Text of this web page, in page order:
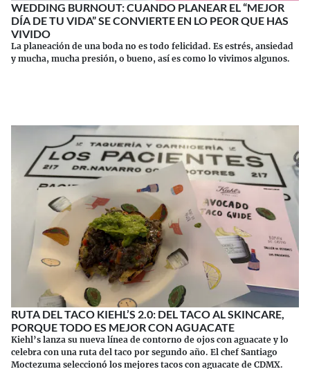
WEDDING BURNOUT: CUANDO PLANEAR EL “MEJOR
DÍA DE TU VIDA” SE CONVIERTE EN LO PEOR QUE HAS
VIVIDO
La planeación de una boda no es todo felicidad. Es estrés, ansiedad
y mucha, mucha presión, o bueno, así es como lo vivimos algunos.
RUTA DEL TACO KIEHL’S 2.0: DEL TACO AL SKINCARE,
PORQUE TODO ES MEJOR CON AGUACATE
Kiehl’s lanza su nueva línea de contorno de ojos con aguacate y lo
celebra con una ruta del taco por segundo año. El chef Santiago
Moctezuma seleccionó los mejores tacos con aguacate de CDMX.